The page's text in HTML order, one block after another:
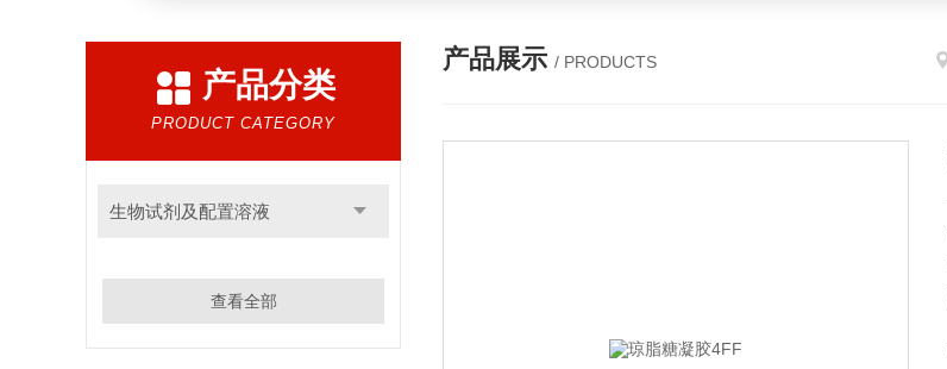
产品分类
PRODUCT CATEGORY
生物试剂及配置溶液
查看全部
产品展示 / PRODUCTS